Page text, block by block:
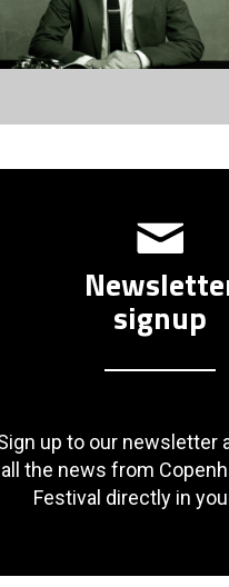
signup
up to our newsletter
all the news from
Festival directly in